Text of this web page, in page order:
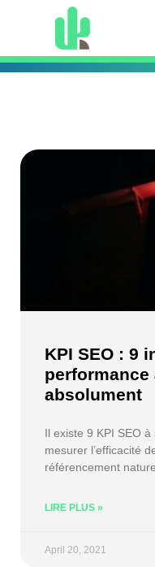
KPI SEO : 9
performance
absolument
Il existe 9 KPI SEO
mesurer l’efficacité
référencement
LIRE PLUS »
April 20, 2021